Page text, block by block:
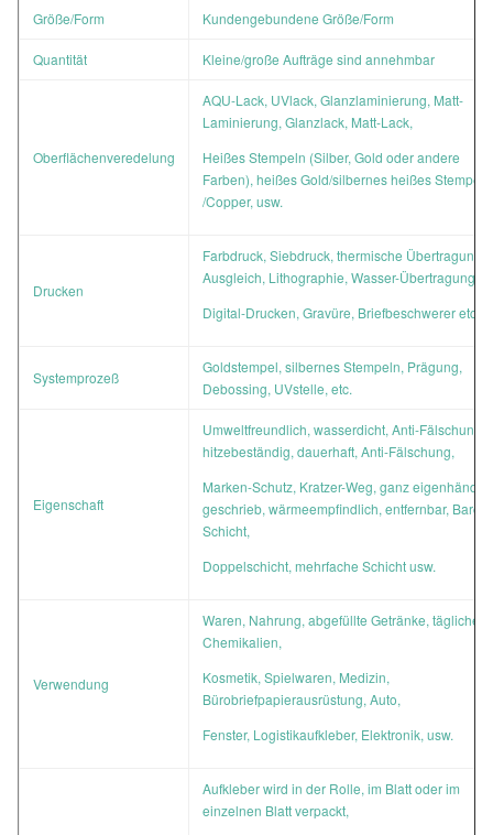
Größe/Form Kundengebundene Größe/Form
Quantität Kleine/große Aufträge sind annehmbar
Oberflächenveredelung
AQU-Lack, UVlack, Glanzlaminierung, Matt-
Laminierung, Glanzlack, Matt-Lack,
Heißes Stempeln (Silber, Gold oder andere
Farben), heißes Gold/silbernes heißes Stempeln
/Copper, usw.
Drucken
Farbdruck, Siebdruck, thermische Übertragung,
Ausgleich, Lithographie, Wasser-Übertragung,
Digital-Drucken, Gravüre, Briefbeschwerer etc.
Systemprozeß
Goldstempel, silbernes Stempeln, Prägung,
Debossing, UVstelle, etc.
Eigenschaft
Umweltfreundlich, wasserdicht, Anti-Fälschung,
hitzebeständig, dauerhaft, Anti-Fälschung,
Marken-Schutz, Kratzer-Weg, ganz eigenhändig
geschrieb, wärmeempfindlich, entfernbar,
Schicht,
Doppelschicht, mehrfache Schicht usw.
Verwendung
Waren, Nahrung, abgefüllte Getränke, tägliche
Chemikalien,
Kosmetik, Spielwaren, Medizin,
Bürobriefpapierausrüstung, Auto,
Fenster, Logistikaufkleber, Elektronik, usw.
Aufkleber wird in der Rolle, im Blatt oder im
einzelnen Blatt verpackt,